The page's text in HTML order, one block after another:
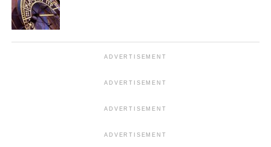
ADVERTISEMENT
ADVERTISEMENT
ADVERTISEMENT
ADVERTISEMENT